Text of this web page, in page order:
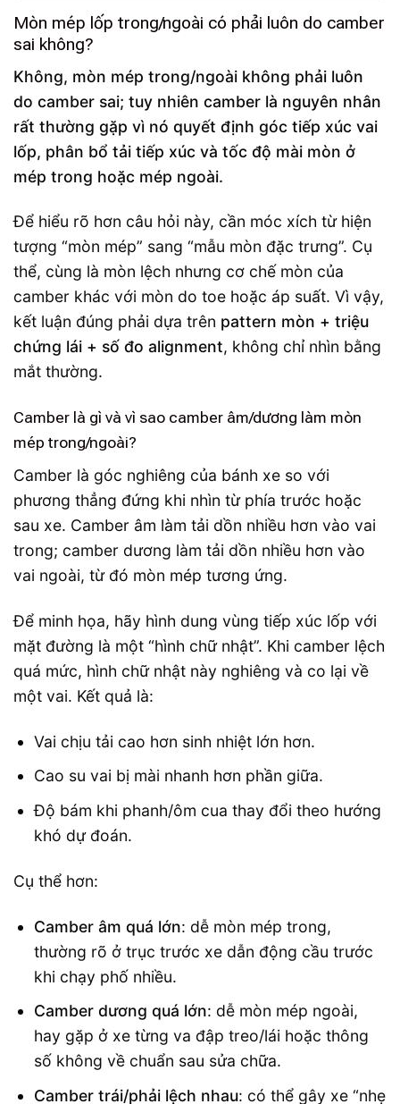
Mòn mép lốp trong/ngoài có phải luôn do camber
sai không?
Không, mòn mép trong/ngoài không phải luôn
do camber sai; tuy nhiên camber là nguyên nhân
rất thường gặp vì nó quyết định góc tiếp xúc vai
lốp, phân bổ tải tiếp xúc và tốc độ mài mòn ở
mép trong hoặc mép ngoài.
Để hiểu rõ hơn câu hỏi này, cần móc xích từ hiện
tượng “mòn mép” sang “mẫu mòn đặc trưng”. Cụ
thể, cùng là mòn lệch nhưng cơ chế mòn của
camber khác với mòn do toe hoặc áp suất. Vì vậy,
kết luận đúng phải dựa trên pattern mòn + triệu
chứng lái + số đo alignment, không chỉ nhìn bằng
mắt thường.
Camber là gì và vì sao camber âm/dương làm mòn
mép trong/ngoài?
Camber là góc nghiêng của bánh xe so với
phương thẳng đứng khi nhìn từ phía trước hoặc
sau xe. Camber âm làm tải dồn nhiều hơn vào vai
trong; camber dương làm tải dồn nhiều hơn vào
vai ngoài, từ đó mòn mép tương ứng.
Để minh họa, hãy hình dung vùng tiếp xúc lốp với
mặt đường là một “hình chữ nhật”. Khi camber lệch
quá mức, hình chữ nhật này nghiêng và co lại về
một vai. Kết quả là:
Vai chịu tải cao hơn sinh nhiệt lớn hơn.
Cao su vai bị mài nhanh hơn phần giữa.
Độ bám khi phanh/ôm cua thay đổi theo hướng
khó dự đoán.
Cụ thể hơn:
Camber âm quá lớn: dễ mòn mép trong,
thường rõ ở trục trước xe dẫn động cầu trước
khi chạy phố nhiều.
Camber dương quá lớn: dễ mòn mép ngoài,
hay gặp ở xe từng va đập treo/lái hoặc thông
số không về chuẩn sau sửa chữa.
Camber trái/phải lệch nhau: có thể gây xe “nhẹ